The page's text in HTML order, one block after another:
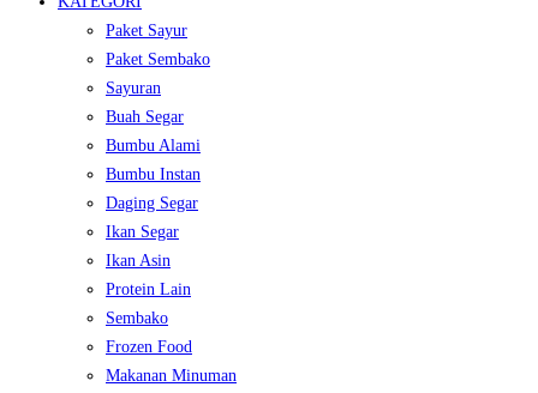
Paket Sayur
Paket Sembako
Sayuran
Buah Segar
Bumbu Alami
Bumbu Instan
Daging Segar
Ikan Segar
Ikan Asin
Protein Lain
Sembako
Frozen Food
Makanan Minuman